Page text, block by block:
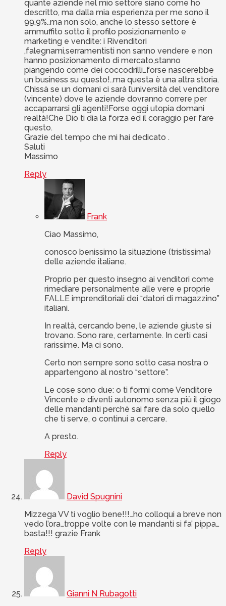
quante aziende nel mio settore siano come ho
descritto, ma dalla mia esperienza per me sono il
99,9%..ma non solo, anche lo stesso settore è
ammuffito sotto il profilo posizionamento e
marketing e vendite: i Rivenditori
,falegnami,serramentisti non sanno vendere e non
hanno posizionamento di mercato,stanno
piangendo come dei coccodrilli…forse nascerebbe
un business su questo!..ma questa è una altra storia.
Chissà se un domani ci sarà l’università del venditore
(vincente) dove le aziende dovranno correre per
accaparrarsi gli agenti!Forse oggi utopia domani
realtà!Che Dio ti dia la forza ed il coraggio per fare
questo.
Grazie del tempo che mi hai dedicato .
Saluti
Massimo
Reply
Frank
Ciao Massimo,
conosco benissimo la situazione (tristissima)
delle aziende italiane.
Proprio per questo insegno ai venditori come
rimediare personalmente alle vere e proprie
FALLE imprenditoriali dei “datori di magazzino”
italiani.
In realtà, cercando bene, le aziende giuste si
trovano. Sono rare, certamente. In certi casi
rarissime. Ma ci sono.
Certo non sempre sono sotto casa nostra o
appartengono al nostro “settore”.
Le cose sono due: o ti formi come Venditore
Vincente e diventi autonomo senza più il giogo
delle mandanti perchè sai fare da solo quello
che ti serve, o continui a cercare.
A presto.
Reply
David Spugnini
Mizzega VV ti voglio bene!!!…ho colloqui a breve non
vedo l’ora…troppe volte con le mandanti si fa’ pippa…
basta!!! grazie Frank
Reply
Gianni N Rubagotti